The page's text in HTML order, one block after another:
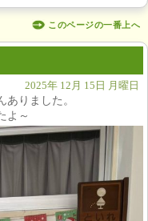
このページの一番上へ
2025年 12月 15日 月曜日
りました。
よ～